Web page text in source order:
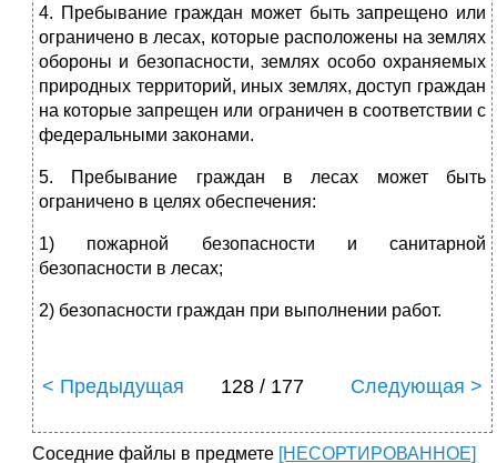
4. Пребывание граждан может быть запрещено или
ограничено в лесах, которые расположены на землях
обороны и безопасности, землях особо охраняемых
природных территорий, иных землях, доступ граждан
на которые запрещен или ограничен в соответствии с
федеральными законами.
5. Пребывание граждан в лесах может быть
ограничено в целях обеспечения:
1) пожарной безопасности и санитарной
безопасности в лесах;
2) безопасности граждан при выполнении работ.
< Предыдущая 128 / 177 Следующая >
Соседние файлы в предмете [НЕСОРТИРОВАННОЕ]